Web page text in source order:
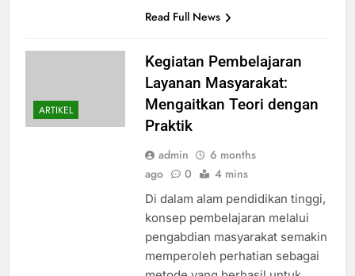
Read Full News
ARTIKEL
Kegiatan Pembelajaran
Layanan Masyarakat:
Mengaitkan Teori dengan
Praktik
admin
6 months
ago
0 4 mins
Di dalam alam pendidikan tinggi,
konsep pembelajaran melalui
pengabdian masyarakat semakin
memperoleh perhatian sebagai